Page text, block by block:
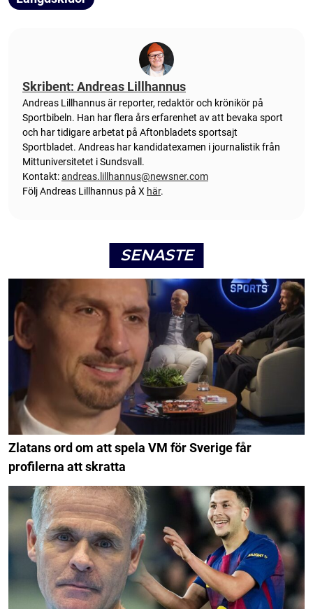
Skribent: Andreas Lillhannus
Andreas Lillhannus är reporter, redaktör och krönikör på
Sportbibeln. Han har flera års erfarenhet av att bevaka sport
och har tidigare arbetat på Aftonbladets sportsajt
Sportbladet. Andreas har kandidatexamen i journalistik från
Mittuniversitetet i Sundsvall.
Kontakt:andreas.lillhannus@newsner.com
Följ Andreas Lillhannus på X här.
SENASTE
Zlatans ord om att spela VM för Sverige får
profilerna att skratta